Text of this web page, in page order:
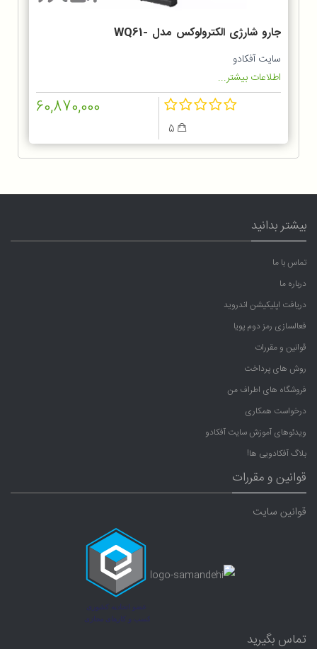
جارو شارژی الکترولوکس مدل WQ61-
1OGG
سایت آفکادو
اطلاعات بیشتر...
60,870,000
بیشتر بدانید
تماس با ما
درباره ما
دریافت اپلیکیشن اندروید
فعالسازی رمز دوم پویا
قوانین و مقررات
روش های پرداخت
فروشگاه های اطراف من
درخواست همکاری
ویدئوهای آموزش سایت آفکادو
بلاگ آفکادویی ها!
قوانین و مقررات
قوانین سایت
تماس بگیرید